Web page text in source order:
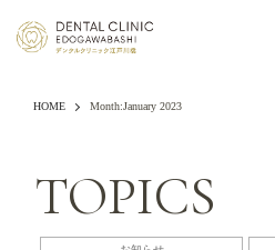
HOME Month:January 2023
TOPICS